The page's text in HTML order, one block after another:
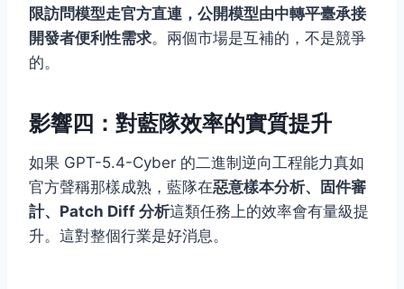
限訪問模型走官方直連，公開模型由中轉平臺承接
開發者便利性需求。兩個市場是互補的，不是競爭
的。
影響四：對藍隊效率的實質提升
如果 GPT-5.4-Cyber 的二進制逆向工程能力真如
官方聲稱那樣成熟，藍隊在惡意樣本分析、固件審
計、Patch Diff 分析這類任務上的效率會有量級提
升。這對整個行業是好消息。